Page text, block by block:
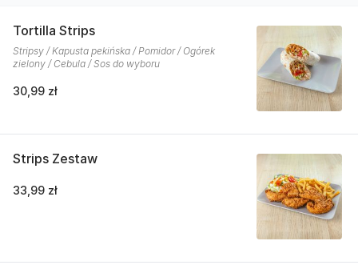
Tortilla Strips
Stripsy / Kapusta pekińska / Pomidor / Ogórek
zielony / Cebula / Sos do wyboru
30,99 zł
Strips Zestaw
33,99 zł